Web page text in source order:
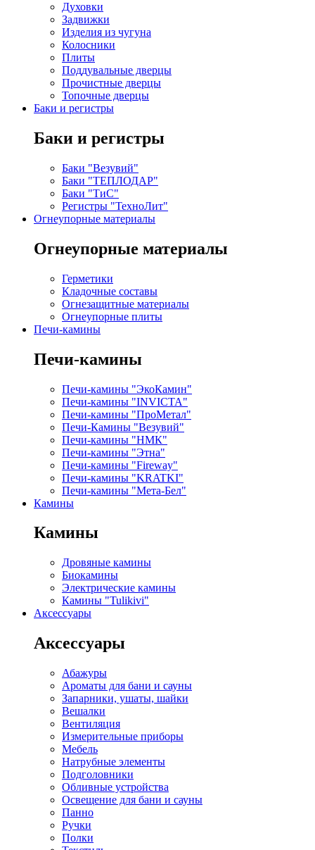
Духовки
Задвижки
Изделия из чугуна
Колосники
Плиты
Поддувальные дверцы
Прочистные дверцы
Топочные дверцы
Баки и регистры
Баки и регистры
Баки "Везувий"
Баки "ТЕПЛОДАР"
Баки "ТиС"
Регистры "ТехноЛит"
Огнеупорные материалы
Огнеупорные материалы
Герметики
Кладочные составы
Огнезащитные материалы
Огнеупорные плиты
Печи-камины
Печи-камины
Печи-камины "ЭкоКамин"
Печи-камины "INVICTA"
Печи-камины "ПроМетал"
Печи-Камины "Везувий"
Печи-камины "НМК"
Печи-камины "Этна"
Печи-камины "Fireway"
Печи-камины "KRATKI"
Печи-камины "Мета-Бел"
Камины
Камины
Дровяные камины
Биокамины
Электрические камины
Камины "Tulikivi"
Аксессуары
Аксессуары
Абажуры
Ароматы для бани и сауны
Запарники, ушаты, шайки
Вешалки
Вентиляция
Измерительные приборы
Мебель
Натрубные элементы
Подголовники
Обливные устройства
Освещение для бани и сауны
Панно
Ручки
Полки